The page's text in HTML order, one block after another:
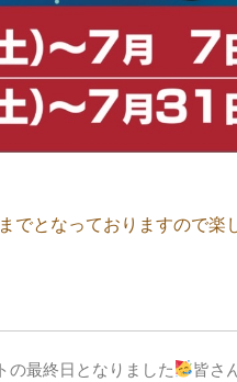
でとなっておりますので楽
の最終日となりました
皆さ